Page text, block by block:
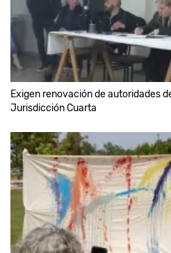
Exigen renovación de autoridades
Jurisdicción Cuarta